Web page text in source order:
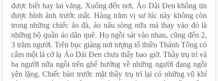
được biết hay lai vãng. Xuống đến nơi, Áo Dài Đen không tin
được hình ảnh trước mắt. Hàng trăm vị sư lúc này không còn
trong những chiếc áo đà, áo nâu sòng nữa mà thay vào đó là
những bộ quần áo dân quê. Họ ngồi sát vào nhau, cũng đến 2,
3 trăm người. Trên bục giảng nơi tượng tổ thiền Thánh Tông có
cắm một lá cờ lạ Áo Dài Đen chưa thấy bao giờ. Thầy trụ trì và
ba người nữa ngồi trên ghế hướng về những người đang ngồi
yên lặng. Chiếc bàn trước mặt thầy trụ trì lại có những vũ khí